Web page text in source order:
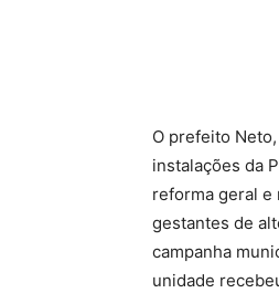
O prefeito
instalações da
reforma geral e
gestantes de
campanha
unidade